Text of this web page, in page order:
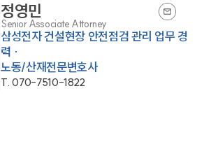
정영민
Senior Associate Attorney
삼성전자 건설현장 안전점검 관리 업무 경
력 ·
노동/산재전문변호사
T.070-7510-1822